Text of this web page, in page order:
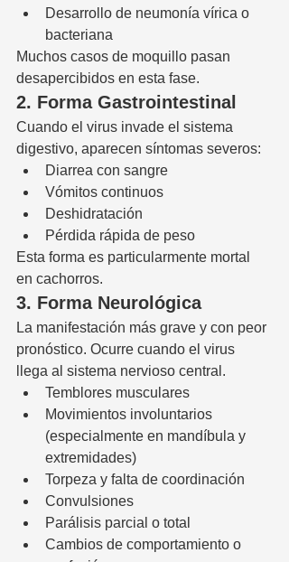
Desarrollo de neumonía vírica o
bacteriana
Muchos casos de moquillo pasan
desapercibidos en esta fase.
2. Forma Gastrointestinal
Cuando el virus invade el sistema
digestivo, aparecen síntomas severos:
Diarrea con sangre
Vómitos continuos
Deshidratación
Pérdida rápida de peso
Esta forma es particularmente mortal
en cachorros.
3. Forma Neurológica
La manifestación más grave y con peor
pronóstico. Ocurre cuando el virus
llega al sistema nervioso central.
Temblores musculares
Movimientos involuntarios
(especialmente en mandíbula y
extremidades)
Torpeza y falta de coordinación
Convulsiones
Parálisis parcial o total
Cambios de comportamiento o